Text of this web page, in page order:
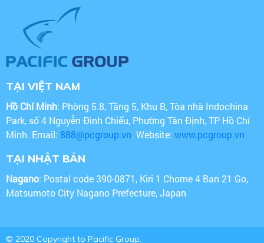
TẠI VIỆT NAM
Hồ Chí Minh: Phòng 5.8, Tầng 5, Khu B, Tòa nhà Indochina
Park, số 4 Nguyễn Đình Chiểu, Phường Tân Định, TP Hồ Chí
Minh. Email: 888@pcgroup.vn. Website: www.pcgroup.vn
TẠI NHẬT BẢN
Nagano: Postal code 390-0871, Kiri 1 Chome 4 Ban 21 Go,
Matsumoto City Nagano Prefecture, Japan
© 2020 Copyright to Pacific Group.